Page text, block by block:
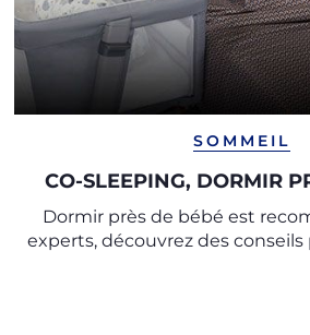
SOMMEIL
CO-SLEEPING, DORMIR
Dormir près de bébé est
experts, découvrez des